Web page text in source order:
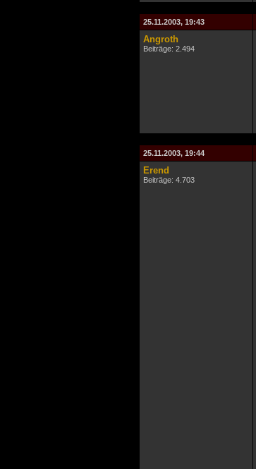
25.11.2003, 19:43
Angroth
Beiträge: 2.494
25.11.2003, 19:44
Erend
Beiträge: 4.703